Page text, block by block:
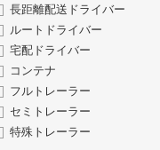
長距離配送ドライバー
ルートドライバー
宅配ドライバー
コンテナ
フルトレーラー
セミトレーラー
特殊トレーラー